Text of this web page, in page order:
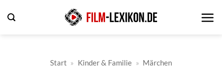
Inhalt
Start » Kinder & Familie » Märchen